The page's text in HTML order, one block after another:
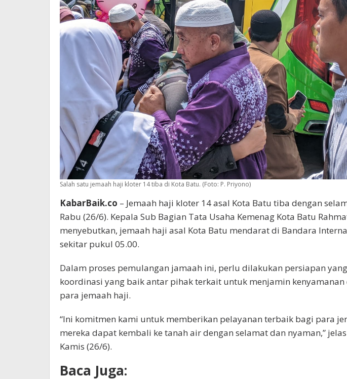
Salah satu jemaah haji kloter 14 tiba di Kota Batu. (Foto: P. Priyono)
KabarBaik.co – Jemaah haji kloter 14 asal Kota Batu tiba dengan
Rabu (26/6). Kepala Sub Bagian Tata Usaha Kemenag Kota Batu
menyebutkan, jemaah haji asal Kota Batu mendarat di Bandara
sekitar pukul 05.00.
Dalam proses pemulangan jamaah ini, perlu dilakukan persiapan
koordinasi yang baik antar pihak terkait untuk menjamin kenyamanan
para jemaah haji.
“Ini komitmen kami untuk memberikan pelayanan terbaik bagi para
mereka dapat kembali ke tanah air dengan selamat dan nyaman,”
Kamis (26/6).
Baca Juga: